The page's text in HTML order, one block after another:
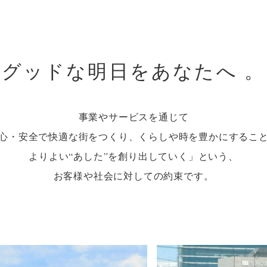
グッドな明日をあなたへ 。
事業やサービスを通じて
・安全で快適な街をつくり、
くらしや時を豊かにするこ
よりよい“あした”を創り出していく」という、
お客様や社会に対しての約束です。